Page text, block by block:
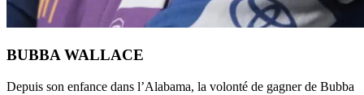
BUBBA WALLACE
Depuis son enfance dans l’Alabama, la volonté de gagner de Bubba